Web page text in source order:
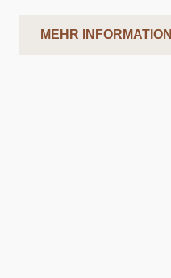
MEHR INFORMATION